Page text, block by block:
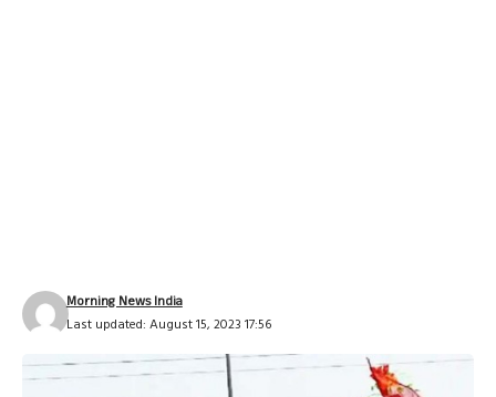
Last updated: August 15, 2023 17:56
Morning News India